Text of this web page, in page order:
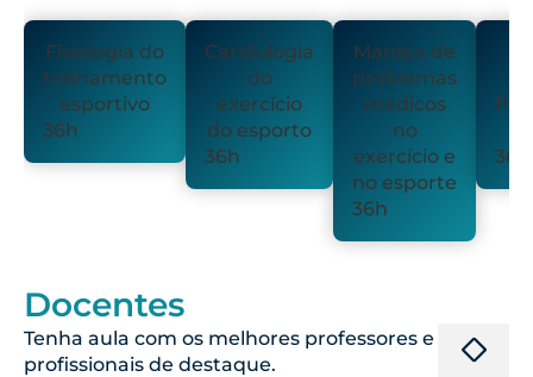
Fisiologia do
treinamento
esportivo
36h
Cardiologia
do
exercício
do esporto
36h
Manejo de
problemas
médicos
no
exercício e
no esporte
36h
36h
Docentes
Tenha aula com os melhores professores e
profissionais de destaque.